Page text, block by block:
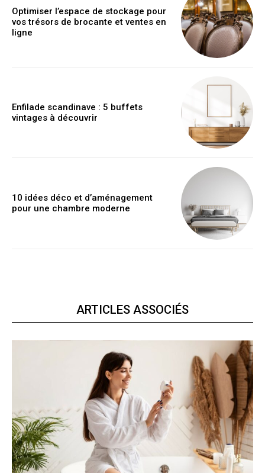
Optimiser l’espace de stockage pour
vos trésors de brocante et ventes en
ligne
Enfilade scandinave : 5 buffets
vintages à découvrir
10 idées déco et d’aménagement
pour une chambre moderne
ARTICLES ASSOCIÉS